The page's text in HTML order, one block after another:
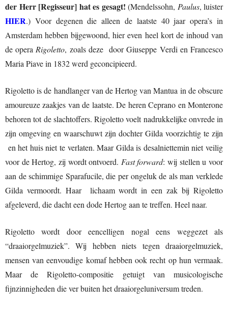
der Herr [Regisseur] hat es gesagt! (Mendelssohn, Paulus, luister
HIER.) Voor degenen die alleen de laatste 40 jaar opera’s in
Amsterdam hebben bijgewoond, hier even heel kort de inhoud van
de operaRigoletto, zoals deze door Giuseppe Verdi en Francesco
Maria Piave in 1832 werd geconcipieerd.
Rigoletto is de handlanger van de Hertog van Mantua in de obscure
amoureuze zaakjes van de laatste. De heren Ceprano en Monterone
behoren tot de slachtoffers. Rigoletto voelt nadrukkelijke onvrede in
zijn omgeving en waarschuwt zijn dochter Gilda voorzichtig te zijn
en het huis niet te verlaten. Maar Gilda is desalniettemin niet veilig
voor de Hertog, zij wordt ontvoerd. Fast forward: wij stellen u voor
aan de schimmige Sparafucile, die per ongeluk de als man verklede
Gilda vermoordt. Haar lichaam wordt in een zak bij Rigoletto
afgeleverd, die dacht een dode Hertog aan te treffen. Heel naar.
Rigoletto wordt door eencelligen nogal eens weggezet als
“draaiorgelmuziek”. Wij hebben niets tegen draaiorgelmuziek,
mensen van eenvoudige komaf hebben ook recht op hun vermaak.
Maar de Rigoletto-compositie getuigt van musicologische
fijnzinnigheden die ver buiten het draaiorgeluniversum treden.